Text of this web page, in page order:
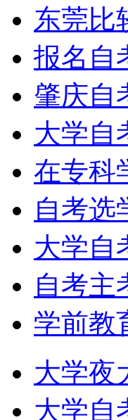
东莞比
报名自
肇庆自
大学自
在专科
自考选
大学自
自考主
学前教
大学夜
大学自